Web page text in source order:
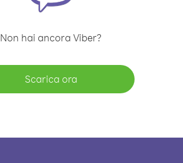
Non hai ancora Viber?
Scarica ora